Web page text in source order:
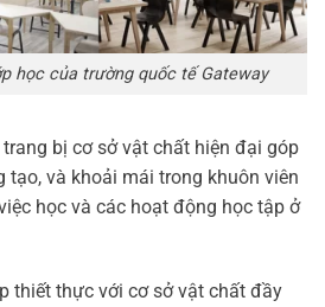
học của trường quốc tế Gateway
bị cơ sở vật chất hiện đại góp
tạo, và khoải mái trong khuôn viên
học và các hoạt động học tập ở
thiết thực với cơ sở vật chất đầy